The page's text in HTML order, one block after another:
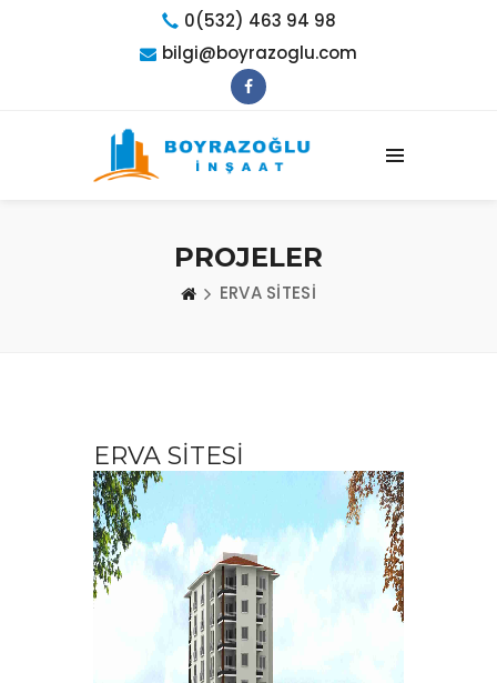
0(532) 463 94 98
bilgi@boyrazoglu.com
PROJELER
ERVA SİTESİ
ERVA SİTESİ